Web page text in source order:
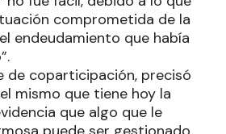
comprometida de la
endeudamiento que había
de coparticipación, precisó
mismo que tiene hoy la
que algo que le